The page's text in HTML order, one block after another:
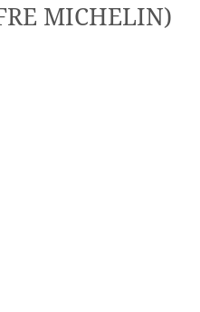
MICHELIN)